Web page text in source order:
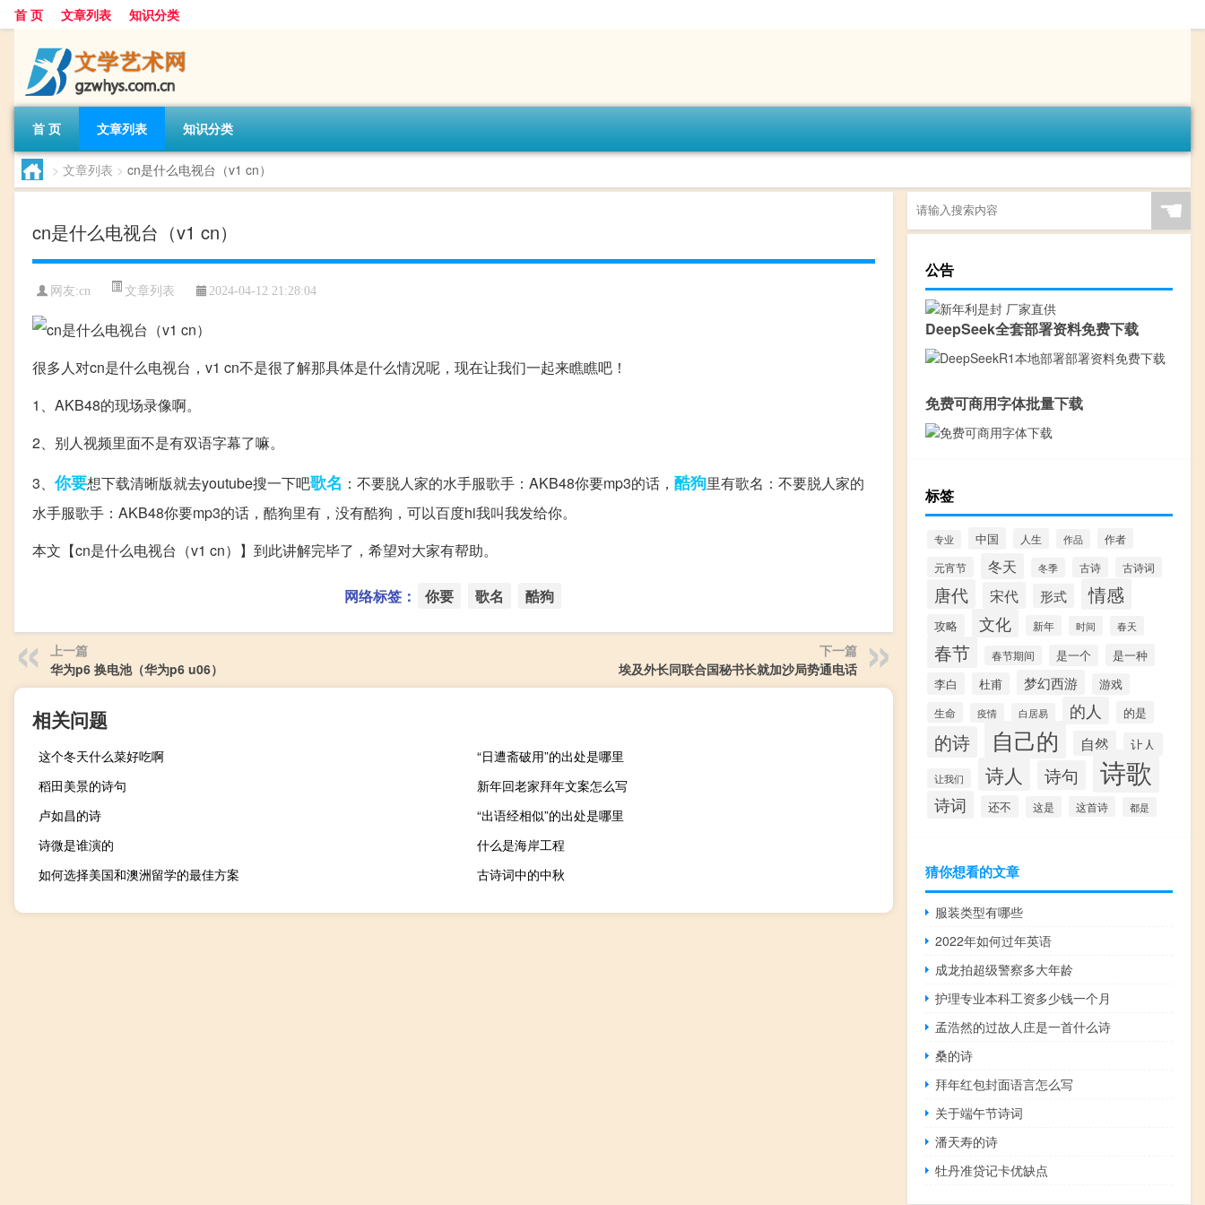
首 页 文章列表 知识分类
首 页 文章列表 知识分类
> 文章列表 > cn是什么电视台（v1 cn）
cn是什么电视台（v1 cn）
网友:cn 文章列表 2024-04-12 21:28:04
很多人对cn是什么电视台，v1 cn不是很了解那具体是什么情况呢，现在让我们一起来瞧瞧吧！
1、AKB48的现场录像啊。
2、别人视频里面不是有双语字幕了嘛。
3、你要想下载清晰版就去youtube搜一下吧歌名 ：不要脱人家的水手服歌手：AKB48你要mp3的话， 酷狗里有歌名：不要脱人家的
水手服歌手：AKB48你要mp3的话，酷狗里有，没有酷狗，可以百度hi我叫我发给你。
本文【cn是什么电视台（v1 cn）】到此讲解完毕了，希望对大家有帮助。
网络标签： 你要 歌名 酷狗
上一篇
华为p6 换电池（华为p6 u06）
下一篇
埃及外长同联合国秘书长就加沙局势通电话
相关问题
这个冬天什么菜好吃啊
“日遭斋破用”的出处是哪里
稻田美景的诗句
新年回老家拜年文案怎么写
卢如昌的诗
“出语经相似”的出处是哪里
诗微是谁演的
什么是海岸工程
如何选择美国和澳洲留学的最佳方案
古诗词中的中秋
☚
公告
DeepSeek全套部署资料免费下载
免费可商用字体批量下载
标签
专业 中国 人生 作品
作者
元宵节
冬天 冬季 古诗 古诗词
唐代 宋代 形式 情感
攻略 文化 新年 时间 春天
春节 春节期间 是一个
是一种
李白
杜甫 梦幻西游 游戏
生命 疫情 白居易 的人 的是
的诗 自己的 自然 让人
让我们 诗人 诗句 诗歌
诗词 还不 这是 这首诗 都是
猜你想看的文章
服装类型有哪些
2022年如何过年英语
成龙拍超级警察多大年龄
护理专业本科工资多少钱一个月
孟浩然的过故人庄是一首什么诗
桑的诗
拜年红包封面语言怎么写
关于端午节诗词
潘天寿的诗
牡丹准贷记卡优缺点